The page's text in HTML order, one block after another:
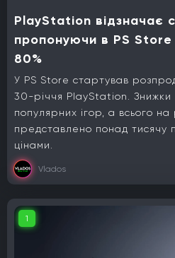
PlayStation відзначає
пропонуючи в PS Store
80%
У PS Store стартував
30-річчя PlayStation. Знижки
популярних ігор, а всього на
представлено понад тисячу
цінами.
Vlados
1